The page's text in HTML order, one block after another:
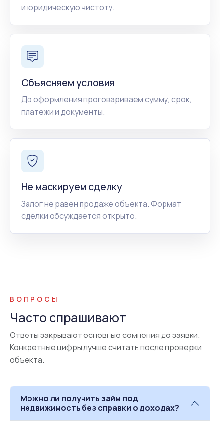
и юридическую чистоту.
Объясняем условия
До оформления проговариваем сумму, срок,
платежи и документы.
Не маскируем сделку
Залог не равен продаже объекта. Формат
сделки обсуждается открыто.
ВОПРОСЫ
Часто спрашивают
Ответы закрывают основные сомнения до заявки.
Конкретные цифры лучше считать после проверки
объекта.
Можно ли получить займ под
недвижимость без справки о доходах?